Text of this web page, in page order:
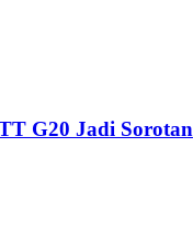
G20 Jadi Sorotan